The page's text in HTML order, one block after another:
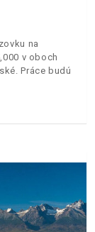
na
v oboch
Práce budú